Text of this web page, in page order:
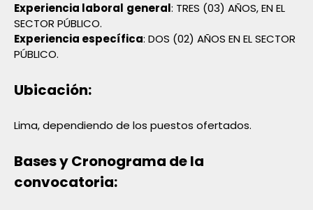
Experiencia laboral general: TRES (03) AÑOS, EN EL
SECTOR PÚBLICO.
Experiencia específica: DOS (02) AÑOS EN EL SECTOR
PÚBLICO.
Ubicación:
Lima, dependiendo de los puestos ofertados.
Bases y Cronograma de la
convocatoria: